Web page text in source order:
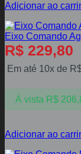
Adicionar ao
Eixo Comando
R$ 229,80
Em até 10x de
À vista R$
Adicionar ao